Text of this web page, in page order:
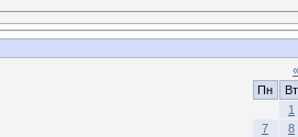
«
Пн
Вт
1
7
8